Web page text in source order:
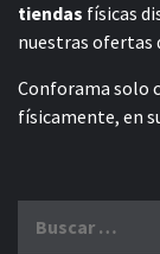
tiendas físicas
nuestras ofertas
Conforama solo
físicamente, en